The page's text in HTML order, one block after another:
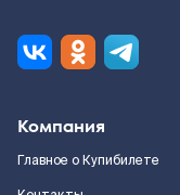
Компания
Главное о Купибилете